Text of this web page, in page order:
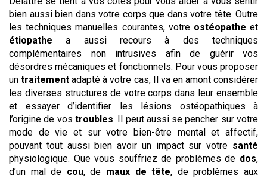
bien aussi bien dans votre corps que dans votre tête. Outre
les techniques manuelles courantes, votre ostéopathe et
étiopathe a aussi recours à des techniques
complémentaires non intrusives afin de guérir vos
désordres mécaniques et fonctionnels. Pour vous proposer
untraitement adapté à votre cas, Il va en amont considérer
les diverses structures de votre corps dans leur ensemble
et essayer d’identifier les lésions ostéopathiques à
l’origine de vos troubles. Il peut aussi se pencher sur votre
mode de vie et sur votre bien-être mental et affectif,
pouvant tout aussi bien avoir un impact sur votre santé
physiologique. Que vous souffriez de problèmes de dos,
d’un mal de cou, de maux de tête, de problèmes aux